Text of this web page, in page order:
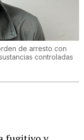
de arresto con
controladas